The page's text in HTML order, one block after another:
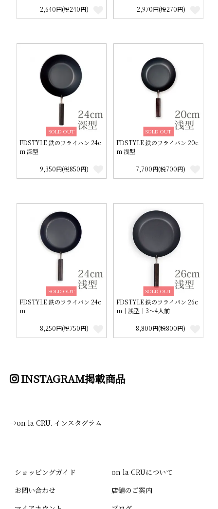
2,640円(税240円) 2,970円(税270円)
SOLD OUT
FDSTYLE 鉄のフライパン 24c
m 深型
9,350円(税850円)
SOLD OUT
FDSTYLE 鉄のフライパン 20c
m 浅型
7,700円(税700円)
SOLD OUT
FDSTYLE 鉄のフライパン 24c
m
8,250円(税750円)
SOLD OUT
FDSTYLE 鉄のフライパン 26c
m｜浅型｜3～4人前
8,800円(税800円)
INSTAGRAM掲載商品
→on la CRU. インスタグラム
ショッピングガイド
お問い合わせ
on la CRUについて
店舗のご案内